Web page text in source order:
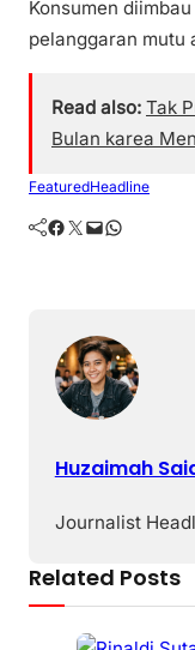
Konsumen
pelanggaran mutu
Read also: Tak
Bulan karea
FeaturedHeadline
Facebook Twitter Mail WhatsApp
Huzaimah
Journalist
Related Posts